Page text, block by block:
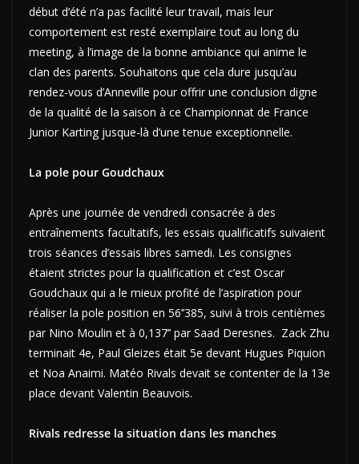
début d’été n’a pas facilité leur travail, mais leur
comportement est resté exemplaire tout au long du
meeting, à l’image de la bonne ambiance qui anime le
clan des parents. Souhaitons que cela dure jusqu’au
rendez-vous d’Anneville pour offrir une conclusion digne
de la qualité de la saison à ce Championnat de France
Junior Karting jusque-là d’une tenue exceptionnelle.
La pole pour Goudchaux
Après une journée de vendredi consacrée à des
entraînements facultatifs, les essais qualificatifs suivaient
trois séances d’essais libres samedi. Les consignes
étaient strictes pour la qualification et c’est Oscar
Goudchaux qui a le mieux profité de l’aspiration pour
réaliser la pole position en 56’’385, suivi à trois centièmes
par Nino Moulin et à 0,137’’ par Saad Deresnes. Zack Zhu
terminait 4e, Paul Gleizes était 5e devant Hugues Piquion
et Noa Anaimi. Matéo Rivals devait se contenter de la 13e
place devant Valentin Beauvois.
Rivals redresse la situation dans les manches